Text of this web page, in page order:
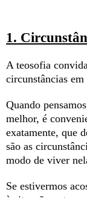
1.
A teosofia
circunstâncias em
Quando
melhor, é
exatamente, que
são as
modo de viver
Se estivermos